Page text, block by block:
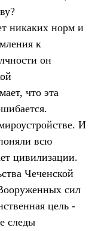
никаких норм и
к
он
что эта
И
всю
цивилизации.
Чеченской
сил
цель -
следы